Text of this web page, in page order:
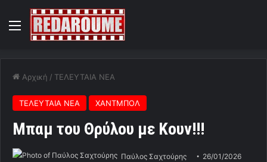
Menu
Αρχική / ΤΕΛΕΥΤΑΙΑ ΝΕΑ
ΤΕΛΕΥΤΑΙΑ ΝΕΑ ΧΑΝΤΜΠΟΛ
Μπαμ του Θρύλου με Κουν!!!
Παύλος Σαχτούρης 26/01/2026